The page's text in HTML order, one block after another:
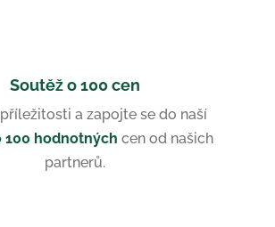
Soutěž o 100 cen
a zapojte se do naší
100 hodnotných cen od našich
partnerů.